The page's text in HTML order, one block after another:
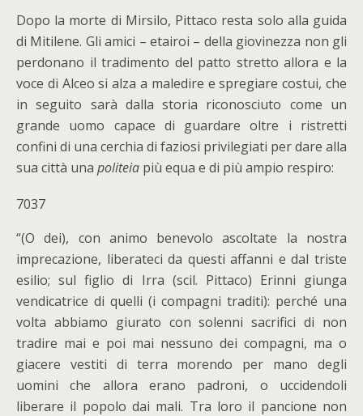
Dopo la morte di Mirsilo, Pittaco resta solo alla guida
di Mitilene. Gli amici – etairoi – della giovinezza non gli
perdonano il tradimento del patto stretto allora e la
voce di Alceo si alza a maledire e spregiare costui, che
in seguito sarà dalla storia riconosciuto come un
grande uomo capace di guardare oltre i ristretti
confini di una cerchia di faziosi privilegiati per dare alla
sua città una politeia più equa e di più ampio respiro:
7037
“(O dei), con animo benevolo ascoltate la nostra
imprecazione, liberateci da questi affanni e dal triste
esilio; sul figlio di Irra (scil. Pittaco) Erinni giunga
vendicatrice di quelli (i compagni traditi): perché una
volta abbiamo giurato con solenni sacrifici di non
tradire mai e poi mai nessuno dei compagni, ma o
giacere vestiti di terra morendo per mano degli
uomini che allora erano padroni, o uccidendoli
liberare il popolo dai mali. Tra loro il pancione non